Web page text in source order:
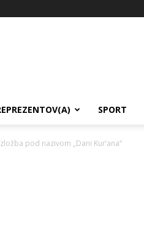
SPORT
pod nazivom „Dani Kur’ana“